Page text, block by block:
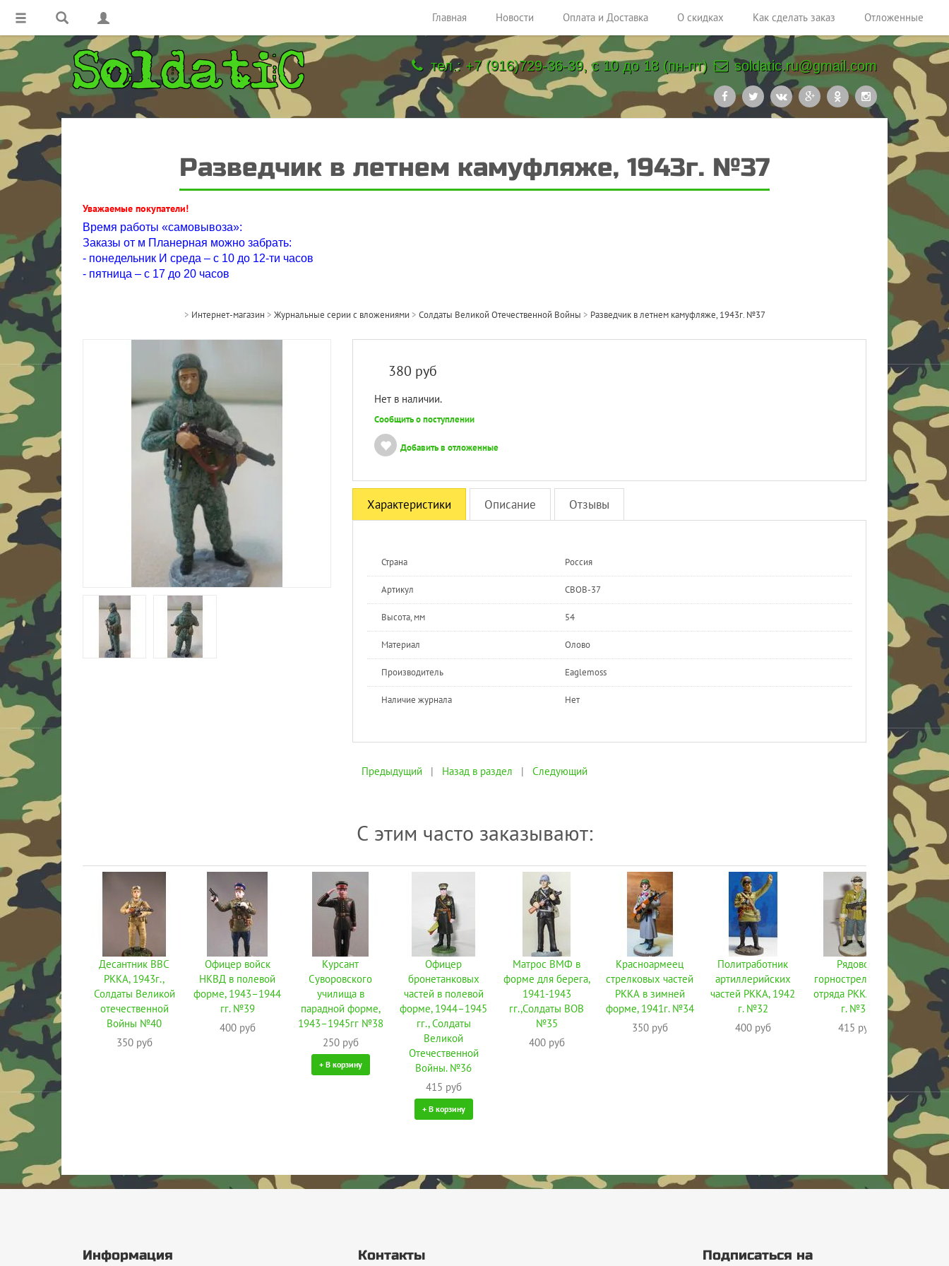
Главная Новости Оплата и Доставка О скидках Как сделать заказ Отложенные
тел.: +7 (916)729-36-39, с 10 до 18 (пн-пт) soldatic.ru@gmail.com
Разведчик в летнем камуфляже, 1943г. №37
Уважаемые покупатели!
Время работы «самовывоза»:
Заказы от м Планерная можно забрать:
- понедельник И среда – с 10 до 12-ти часов
- пятница – с 17 до 20 часов
> Интернет-магазин > Журнальные серии с вложениями > Солдаты Великой Отечественной Войны > Разведчик в летнем камуфляже, 1943г. №37
380 руб
Нет в наличии.
Сообщить о поступлении
Добавить в отложенные
Характеристики Описание Отзывы
Страна Россия
Артикул СВОВ-37
Высота, мм 54
Материал Олово
Производитель Eaglemoss
Наличие журнала Нет
Предыдущий | Назад в раздел | Следующий
С этим часто заказывают:
Десантник ВВС
РККА, 1943г.,
Солдаты Великой
отечественной
Войны №40
350 руб
Офицер войск
НКВД в полевой
форме, 1943–1944
гг. №39
400 руб
Курсант
Суворовского
училища в
парадной форме,
1943–1945гг №38
250 руб
+ В корзину
Офицер
бронетанковых
частей в полевой
форме, 1944–1945
гг., Солдаты
Великой
Отечественной
Войны. №36
415 руб
+ В корзину
Матрос ВМФ в
форме для берега,
1941-1943
гг.,Солдаты ВОВ
№35
400 руб
Красноармеец
стрелковых частей
РККА в зимней
форме, 1941г. №34
350 руб
Политработник
артиллерийских
частей РККА, 1942
г. №32
400 руб
Рядовой
горнострелкового
отряда РККА, 1942
г. №31
415 руб
в
Информация Контакты Подписаться на